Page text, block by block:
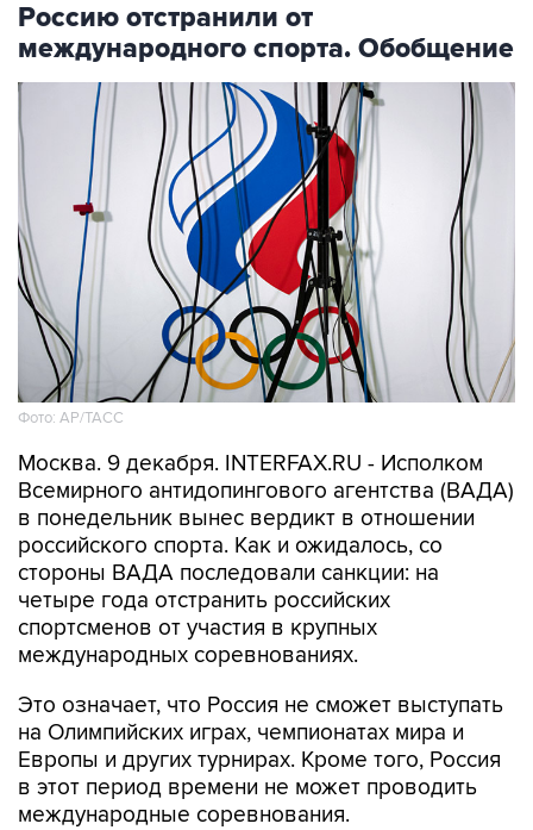
Россию отстранили от
международного спорта. Обобщение
Фото: АР/ТАСС
Москва. 9 декабря. INTERFAX.RU - Исполком
Всемирного антидопингового агентства (ВАДА)
в понедельник вынес вердикт в отношении
российского спорта. Как и ожидалось, со
стороны ВАДА последовали санкции: на
четыре года отстранить российских
спортсменов от участия в крупных
международных соревнованиях.
Это означает, что Россия не сможет выступать
на Олимпийских играх, чемпионатах мира и
Европы и других турнирах. Кроме того, Россия
в этот период времени не может проводить
международные соревнования.